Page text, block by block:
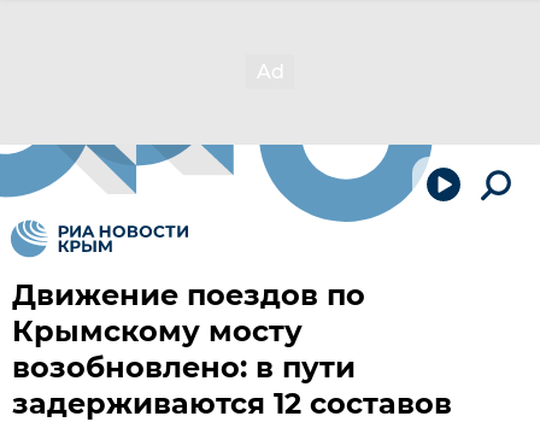
Движение поездов по
Крымскому мосту
возобновлено: в пути
задерживаются 12 составов